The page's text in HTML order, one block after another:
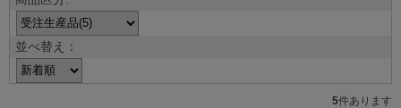
並べ替え：
5件あります